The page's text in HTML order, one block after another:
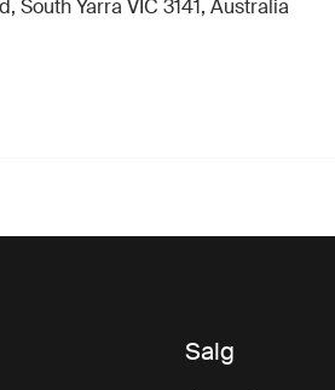
South Yarra VIC 3141, Australia
Salg